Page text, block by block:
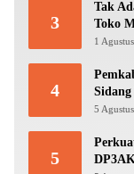
3
Tak
Toko
1
4
5
5